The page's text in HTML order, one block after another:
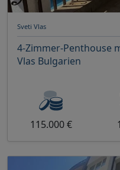
Sveti Vlas
4-Zimmer-Penthouse
Vlas Bulgarien
115.000 €